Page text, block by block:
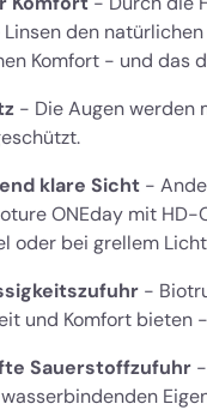
den
Komfort - und das
- Die Augen werden
klare Sicht -
ONEday mit
oder bei grellem
-
und Komfort bieten
Sauerstoffzufuhr